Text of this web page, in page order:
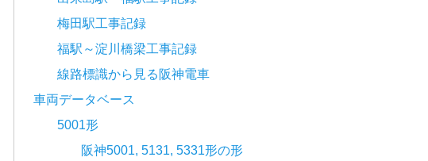
梅田駅工事記録
福駅～淀川橋梁工事記録
線路標識から見る阪神電車
車両データベース
5001形
阪神5001, 5131, 5331形の形